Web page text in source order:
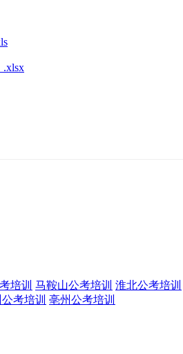
.xlsx
培训 马鞍山公考培训 淮北公考培训
考培训 亳州公考培训